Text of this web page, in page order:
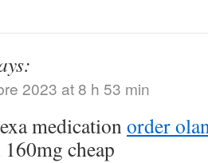
2023 at 8 h 53 min
medication order
cheap